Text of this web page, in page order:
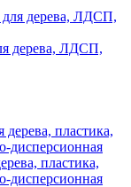
дерева, ЛДСП,
пластика,
дисперсионная